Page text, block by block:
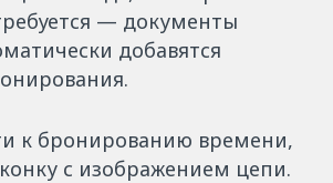
— документы
добавятся
к бронированию времени,
с изображением цепи.